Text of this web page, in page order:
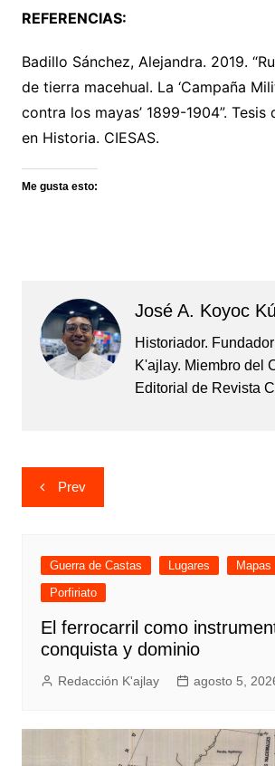
REFERENCIAS:
Badillo Sánchez, Alejandra. 2019.
de tierra macehual. La ‘Campaña
contra los mayas’ 1899-1904”.
en Historia. CIESAS.
Me gusta esto:
José A. Koyoc Kú
Historiador.
K'ajlay. Miembro del
Editorial de Revista
Navegación
de
Prev
Guerra de Castas Lugares Mapas
Porfiriato
El ferrocarril como
conquista y dominio
Redacción K'ajlay agosto 5,